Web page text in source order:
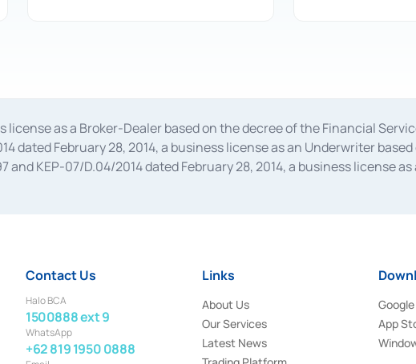
license as a Broker-Dealer based on the decree of the Financial
dated February 28, 2014, a business license as an Underwriter
and KEP-07/D.04/2014 dated February 28, 2014, a business license
decree of the Financial Services Authority Number S-67/PM.21/
whose license was issued in 2018.
Contact Us
Halo BCA
1500888 ext 9
WhatsApp
+62 819 1950 0888
Links
About Us
Our Services
Latest News
App